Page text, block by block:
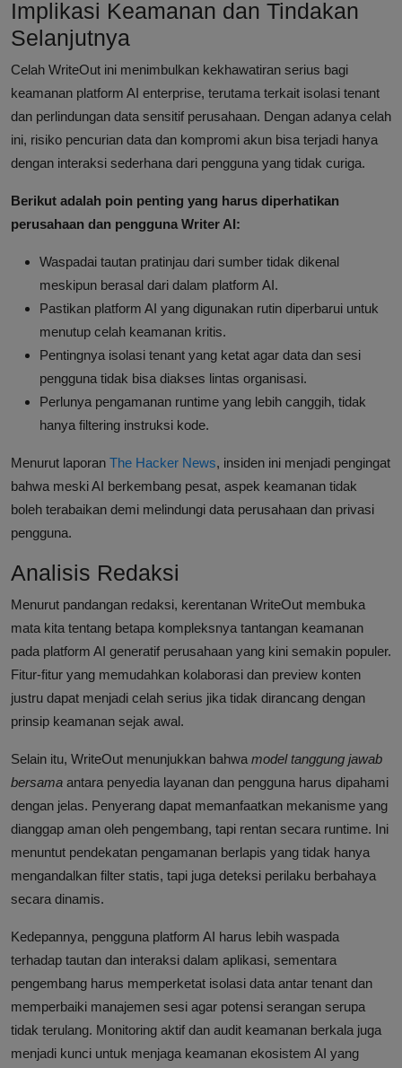
Implikasi Keamanan dan Tindakan
Selanjutnya
Celah WriteOut ini menimbulkan kekhawatiran serius bagi
keamanan platform AI enterprise, terutama terkait isolasi tenant
dan perlindungan data sensitif perusahaan. Dengan adanya celah
ini, risiko pencurian data dan kompromi akun bisa terjadi hanya
dengan interaksi sederhana dari pengguna yang tidak curiga.
Berikut adalah poin penting yang harus diperhatikan
perusahaan dan pengguna Writer AI:
Waspadai tautan pratinjau dari sumber tidak dikenal
meskipun berasal dari dalam platform AI.
Pastikan platform AI yang digunakan rutin diperbarui untuk
menutup celah keamanan kritis.
Pentingnya isolasi tenant yang ketat agar data dan sesi
pengguna tidak bisa diakses lintas organisasi.
Perlunya pengamanan runtime yang lebih canggih, tidak
hanya filtering instruksi kode.
Menurut laporan The Hacker News, insiden ini menjadi pengingat
bahwa meski AI berkembang pesat, aspek keamanan tidak
boleh terabaikan demi melindungi data perusahaan dan privasi
pengguna.
Analisis Redaksi
Menurut pandangan redaksi, kerentanan WriteOut membuka
mata kita tentang betapa kompleksnya tantangan keamanan
pada platform AI generatif perusahaan yang kini semakin populer.
Fitur-fitur yang memudahkan kolaborasi dan preview konten
justru dapat menjadi celah serius jika tidak dirancang dengan
prinsip keamanan sejak awal.
Selain itu, WriteOut menunjukkan bahwa model tanggung jawab
bersama antara penyedia layanan dan pengguna harus dipahami
dengan jelas. Penyerang dapat memanfaatkan mekanisme yang
dianggap aman oleh pengembang, tapi rentan secara runtime. Ini
menuntut pendekatan pengamanan berlapis yang tidak hanya
mengandalkan filter statis, tapi juga deteksi perilaku berbahaya
secara dinamis.
Kedepannya, pengguna platform AI harus lebih waspada
terhadap tautan dan interaksi dalam aplikasi, sementara
pengembang harus memperketat isolasi data antar tenant dan
memperbaiki manajemen sesi agar potensi serangan serupa
tidak terulang. Monitoring aktif dan audit keamanan berkala juga
menjadi kunci untuk menjaga keamanan ekosistem AI yang